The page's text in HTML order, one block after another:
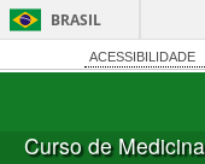
BRASIL
ACESSIBILIDADE
Curso de Medicina